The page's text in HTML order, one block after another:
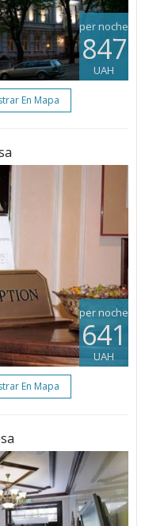
per noche
847
UAH
En Mapa
per noche
641
UAH
En Mapa